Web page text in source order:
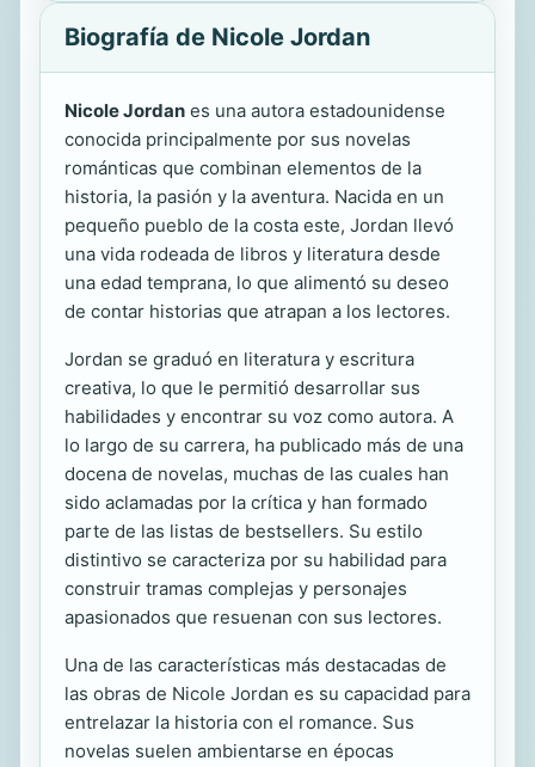
Biografía de Nicole Jordan
Nicole Jordan es una autora estadounidense
conocida principalmente por sus novelas
románticas que combinan elementos de la
historia, la pasión y la aventura. Nacida en un
pequeño pueblo de la costa este, Jordan llevó
una vida rodeada de libros y literatura desde
una edad temprana, lo que alimentó su deseo
de contar historias que atrapan a los lectores.
Jordan se graduó en literatura y escritura
creativa, lo que le permitió desarrollar sus
habilidades y encontrar su voz como autora. A
lo largo de su carrera, ha publicado más de una
docena de novelas, muchas de las cuales han
sido aclamadas por la crítica y han formado
parte de las listas de bestsellers. Su estilo
distintivo se caracteriza por su habilidad para
construir tramas complejas y personajes
apasionados que resuenan con sus lectores.
Una de las características más destacadas de
las obras de Nicole Jordan es su capacidad para
entrelazar la historia con el romance. Sus
novelas suelen ambientarse en épocas